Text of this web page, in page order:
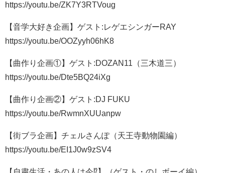
https://youtu.be/ZK7Y3RTVoug
【音学大好き企画】ゲスト:レゲエシンガーRAY
https://youtu.be/OOZyyh06hK8
【曲作り企画①】ゲスト:DOZAN11（三木道三）
https://youtu.be/Dte5BQ24iXg
【曲作り企画②】ゲスト:DJ FUKU
https://youtu.be/RwmnXUUanpw
【街ブラ企画】チェルさんぽ（天王寺動物園編）
https://youtu.be/EI1J0w9zSV4